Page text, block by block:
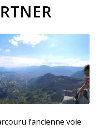
l’ancienne voie